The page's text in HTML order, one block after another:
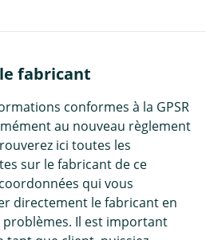
fabricant
conformes à la GPSR
au nouveau règlement
ici toutes les
sur le fabricant de ce
qui vous
directement le fabricant en
problèmes. Il est important